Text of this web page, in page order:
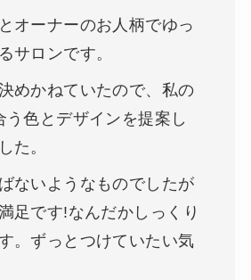
オーナーのお人柄でゆっ
サロンです。
めかねていたので、私の
う色とデザインを提案し
た。
ないようなものでしたが
足です!なんだかしっくり
。ずっとつけていたい気